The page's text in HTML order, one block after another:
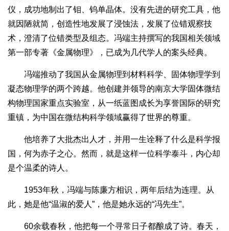
仪，成功地制出了钼、钨单晶体。没有先进的研究工具，他
就因陋就简，创造性地发展了浸蚀法，发展了位错观察技
术，澄清了位错类型及组态。冯端主持撰写的我国相关领域
第一部专著《金属物理》，已成为几代学人的案头经典。
冯端推动了我国从金属物理到材料科学、固体物理学到
凝态物理学的两个跨越。他创建并领导的南京大学固体微结
构物理国家重点实验室，从一纸蓝图成长为享誉国际的研究
重镇，为中国在微结构科学领域赢得了世界的尊重。
他培养了大批杰出人才，并用一生诠释了什么是科学报
国，何为赤子之心。然而，就是这样一位科学泰斗，内心却
是个温柔的诗人。
1953年秋，冯端与陈廉方相识，两年后结为连理。从
此，她是他“温淑的爱人”，他是她永远的“冯先生”。
60余载春秋，他把每一个寻常日子都酿成了诗。春天，